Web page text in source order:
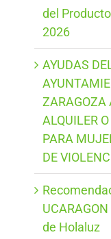
del
2026
AYUDAS
ZARAGOZA
ALQUILER
PARA
DE
de Holaluz